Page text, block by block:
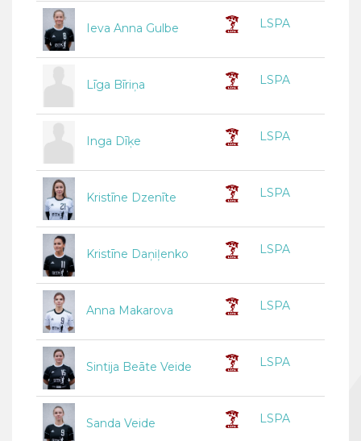
Ieva Anna Gulbe LSPA
Līga Bīriņa LSPA
Inga Dīķe LSPA
Kristīne Dzenīte LSPA
Kristīne Daņiļenko LSPA
Anna Makarova LSPA
Sintija Beāte Veide LSPA
Sanda Veide LSPA